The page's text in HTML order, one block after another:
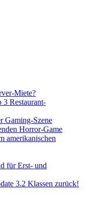
Miete?
Restaurant-
Gaming-Szene
Horror-Game
amerikanischen
für Erst- und
3.2 Klassen zurück!